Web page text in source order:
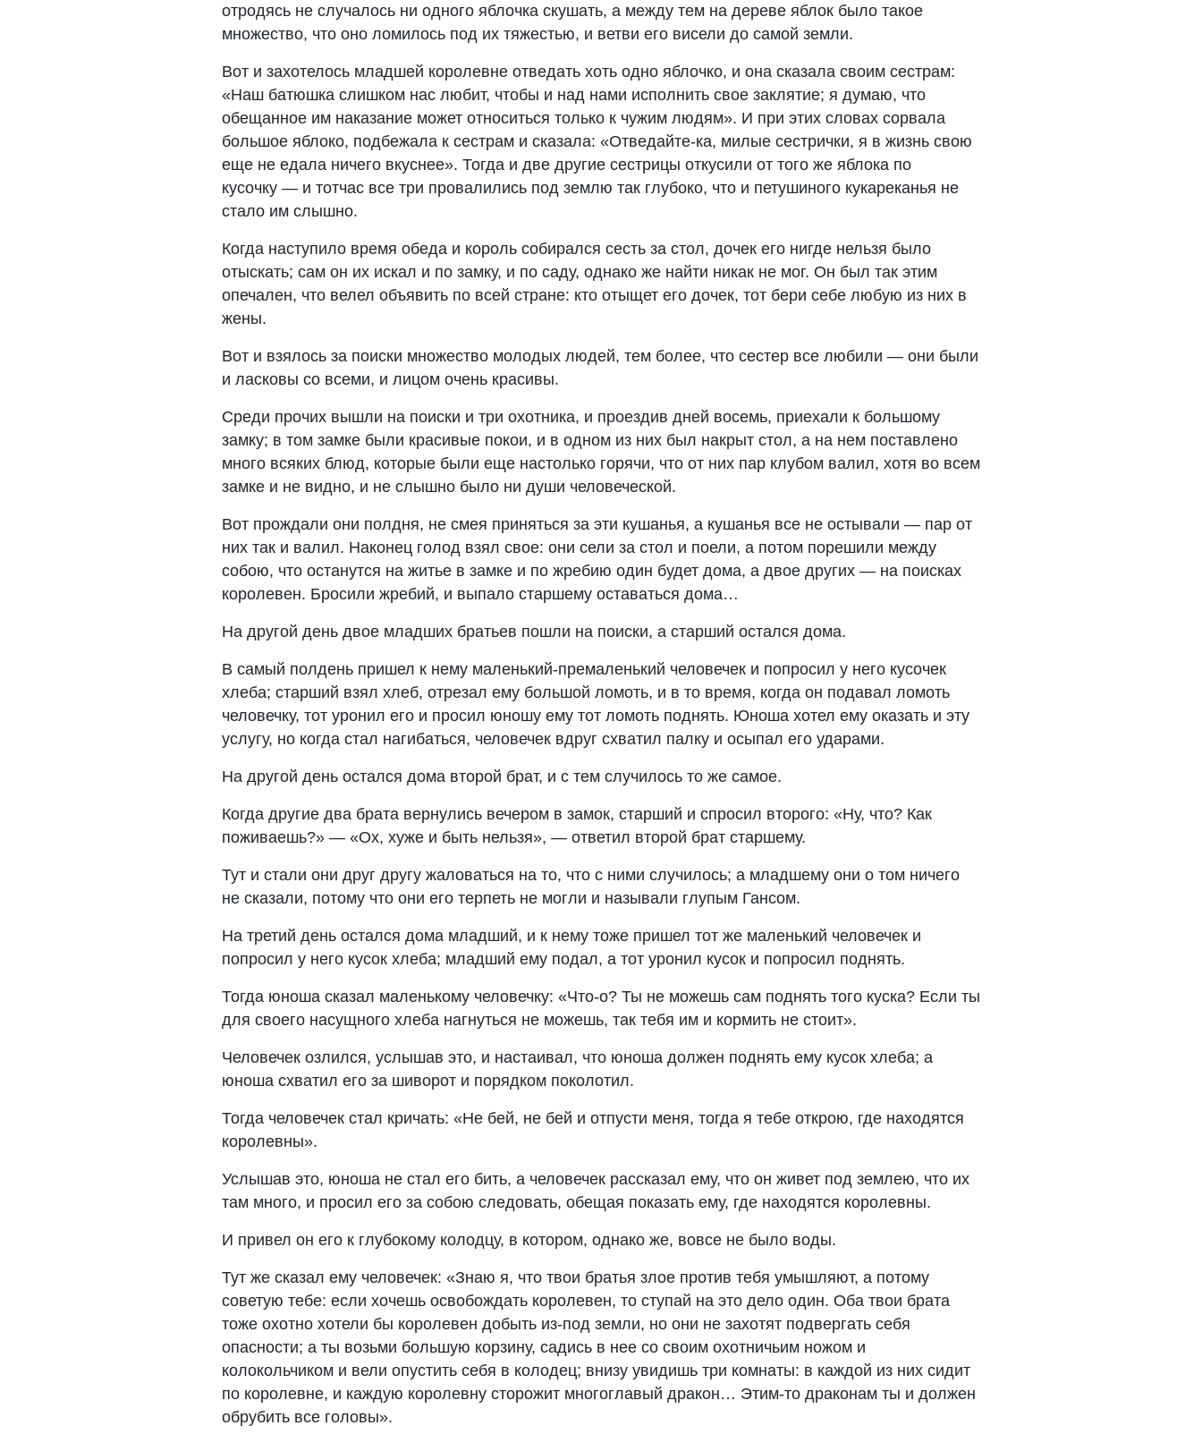
отродясь не случалось ни одного яблочка скушать, а между тем на дереве яблок было такое
множество, что оно ломилось под их тяжестью, и ветви его висели до самой земли.
Вот и захотелось младшей королевне отведать хоть одно яблочко, и она сказала своим сестрам:
«Наш батюшка слишком нас любит, чтобы и над нами исполнить свое заклятие; я думаю, что
обещанное им наказание может относиться только к чужим людям». И при этих словах сорвала
большое яблоко, подбежала к сестрам и сказала: «Отведайте-ка, милые сестрички, я в жизнь свою
еще не едала ничего вкуснее». Тогда и две другие сестрицы откусили от того же яблока по
кусочку — и тотчас все три провалились под землю так глубоко, что и петушиного кукареканья не
стало им слышно.
Когда наступило время обеда и король собирался сесть за стол, дочек его нигде нельзя было
отыскать; сам он их искал и по замку, и по саду, однако же найти никак не мог. Он был так этим
опечален, что велел объявить по всей стране: кто отыщет его дочек, тот бери себе любую из них в
жены.
Вот и взялось за поиски множество молодых людей, тем более, что сестер все любили — они были
и ласковы со всеми, и лицом очень красивы.
Среди прочих вышли на поиски и три охотника, и проездив дней восемь, приехали к большому
замку; в том замке были красивые покои, и в одном из них был накрыт стол, а на нем поставлено
много всяких блюд, которые были еще настолько горячи, что от них пар клубом валил, хотя во всем
замке и не видно, и не слышно было ни души человеческой.
Вот прождали они полдня, не смея приняться за эти кушанья, а кушанья все не остывали — пар от
них так и валил. Наконец голод взял свое: они сели за стол и поели, а потом порешили между
собою, что останутся на житье в замке и по жребию один будет дома, а двое других — на поисках
королевен. Бросили жребий, и выпало старшему оставаться дома…
На другой день двое младших братьев пошли на поиски, а старший остался дома.
В самый полдень пришел к нему маленький-премаленький человечек и попросил у него кусочек
хлеба; старший взял хлеб, отрезал ему большой ломоть, и в то время, когда он подавал ломоть
человечку, тот уронил его и просил юношу ему тот ломоть поднять. Юноша хотел ему оказать и эту
услугу, но когда стал нагибаться, человечек вдруг схватил палку и осыпал его ударами.
На другой день остался дома второй брат, и с тем случилось то же самое.
Когда другие два брата вернулись вечером в замок, старший и спросил второго: «Ну, что? Как
поживаешь?» — «Ох, хуже и быть нельзя», — ответил второй брат старшему.
Тут и стали они друг другу жаловаться на то, что с ними случилось; а младшему они о том ничего
не сказали, потому что они его терпеть не могли и называли глупым Гансом.
На третий день остался дома младший, и к нему тоже пришел тот же маленький человечек и
попросил у него кусок хлеба; младший ему подал, а тот уронил кусок и попросил поднять.
Тогда юноша сказал маленькому человечку: «Что-о? Ты не можешь сам поднять того куска? Если ты
для своего насущного хлеба нагнуться не можешь, так тебя им и кормить не стоит».
Человечек озлился, услышав это, и настаивал, что юноша должен поднять ему кусок хлеба; а
юноша схватил его за шиворот и порядком поколотил.
Тогда человечек стал кричать: «Не бей, не бей и отпусти меня, тогда я тебе открою, где находятся
королевны».
Услышав это, юноша не стал его бить, а человечек рассказал ему, что он живет под землею, что их
там много, и просил его за собою следовать, обещая показать ему, где находятся королевны.
И привел он его к глубокому колодцу, в котором, однако же, вовсе не было воды.
Тут же сказал ему человечек: «Знаю я, что твои братья злое против тебя умышляют, а потому
советую тебе: если хочешь освобождать королевен, то ступай на это дело один. Оба твои брата
тоже охотно хотели бы королевен добыть из-под земли, но они не захотят подвергать себя
опасности; а ты возьми большую корзину, садись в нее со своим охотничьим ножом и
колокольчиком и вели опустить себя в колодец; внизу увидишь три комнаты: в каждой из них сидит
по королевне, и каждую королевну сторожит многоглавый дракон… Этим-то драконам ты и должен
обрубить все головы».